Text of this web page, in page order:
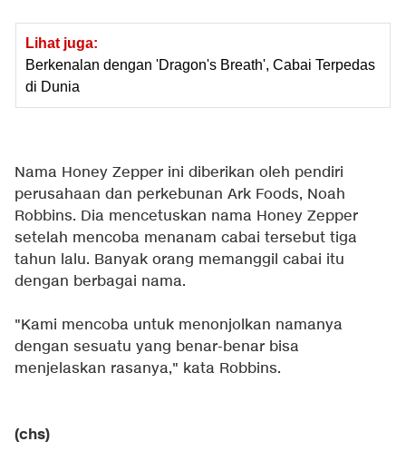
Lihat juga:
Berkenalan dengan 'Dragon's Breath', Cabai Terpedas
di Dunia
Nama Honey Zepper ini diberikan oleh pendiri
perusahaan dan perkebunan Ark Foods, Noah
Robbins. Dia mencetuskan nama Honey Zepper
setelah mencoba menanam cabai tersebut tiga
tahun lalu. Banyak orang memanggil cabai itu
dengan berbagai nama.
"Kami mencoba untuk menonjolkan namanya
dengan sesuatu yang benar-benar bisa
menjelaskan rasanya," kata Robbins.
(chs)